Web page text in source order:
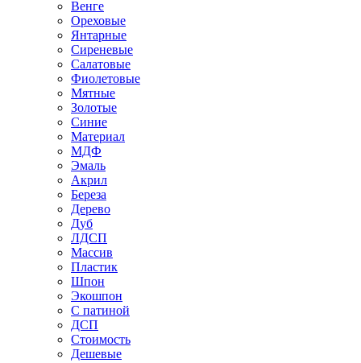
Венге
Ореховые
Янтарные
Сиреневые
Салатовые
Фиолетовые
Мятные
Золотые
Синие
Материал
МДФ
Эмаль
Акрил
Береза
Дерево
Дуб
ЛДСП
Массив
Пластик
Шпон
Экошпон
С патиной
ДСП
Стоимость
Дешевые